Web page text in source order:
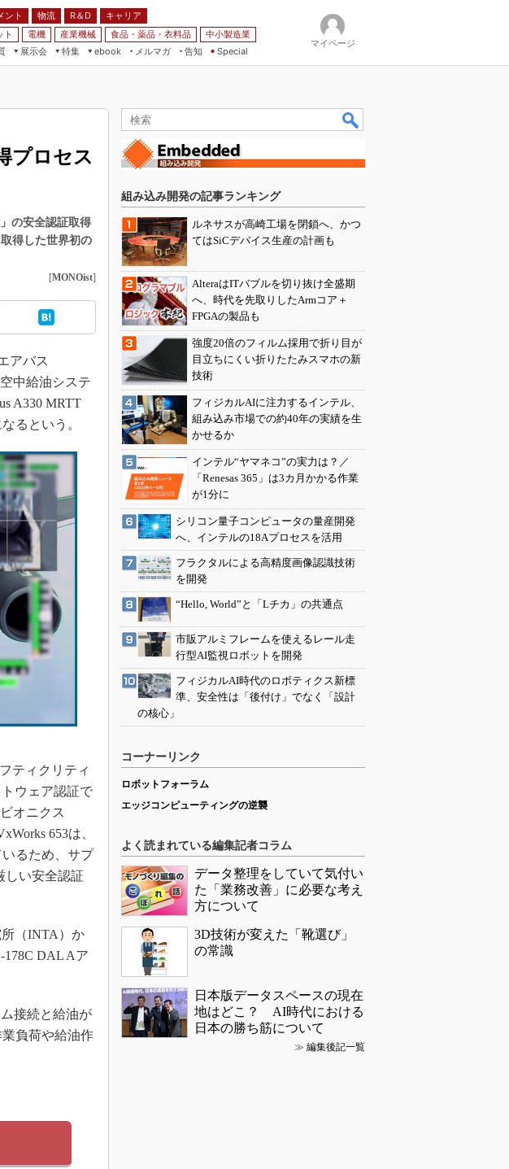
ント 物流 R＆D
キャリア
ト 電機 産業機械 食品・薬品・衣料品
中小製造業
展示会
特集
ebook
メルマガ
告知 Special
マイページ
プロセス
の安全認証取得
得した世界初の
[MONOist]
アバス
中給油システ
A330 MRTT
るという。
ティクリティ
ウェア認証で
オニクス
653は、
るため、サプ
しい安全認証
（INTA）か
DAL Aア
接続と給油が
負荷や給油作
組み込み開発の記事ランキング
ルネサスが高崎工場を閉鎖へ、かつ
てはSiCデバイス生産の計画も
AlteraはITバブルを切り抜け全盛期
へ、時代を先取りしたArmコア＋
FPGAの製品も
強度20倍のフィルム採用で折り目が
目立ちにくい折りたたみスマホの新
技術
フィジカルAIに注力するインテル、
組み込み市場での約40年の実績を生
かせるか
インテル“ヤマネコ”の実力は？／
「Renesas 365」は3カ月かかる作業
が1分に
シリコン量子コンピュータの量産開発
へ、インテルの18Aプロセスを活用
フラクタルによる高精度画像認識技術
を開発
“Hello, World”と「Lチカ」の共通点
市販アルミフレームを使えるレール走
行型AI監視ロボットを開発
フィジカルAI時代のロボティクス新標
準、安全性は「後付け」でなく「設計
の核心」
コーナーリンク
ロボットフォーラム
エッジコンピューティングの逆襲
よく読まれている編集記者コラム
データ整理をしていて気付い
た「業務改善」に必要な考え
方について
3D技術が変えた「靴選び」
の常識
日本版データスペースの現在
地はどこ？ AI時代における
日本の勝ち筋について
≫ 編集後記一覧